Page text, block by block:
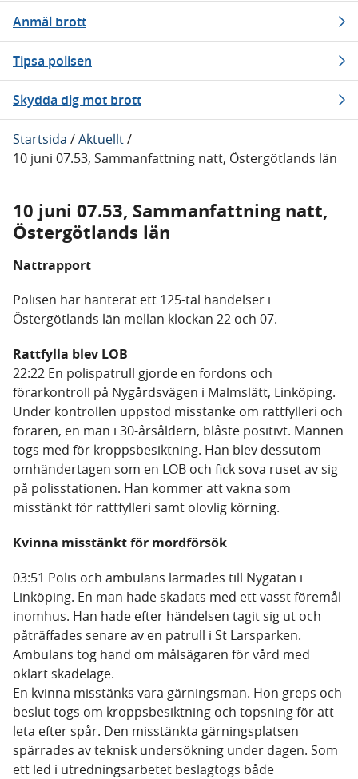
Anmäl brott
Tipsa polisen
Skydda dig mot brott
Startsida /Aktuellt/
10 juni 07.53, Sammanfattning natt, Östergötlands län
10 juni 07.53, Sammanfattning natt,
Östergötlands län
Nattrapport
Polisen har hanterat ett 125-tal händelser i
Östergötlands län mellan klockan 22 och 07.
Rattfylla blev LOB
22:22 En polispatrull gjorde en fordons och
förarkontroll på Nygårdsvägen i Malmslätt, Linköping.
Under kontrollen uppstod misstanke om rattfylleri och
föraren, en man i 30-årsåldern, blåste positivt. Mannen
togs med för kroppsbesiktning. Han blev dessutom
omhändertagen som en LOB och fick sova ruset av sig
på polisstationen. Han kommer att vakna som
misstänkt för rattfylleri samt olovlig körning.
Kvinna misstänkt för mordförsök
03:51 Polis och ambulans larmades till Nygatan i
Linköping. En man hade skadats med ett vasst föremål
inomhus. Han hade efter händelsen tagit sig ut och
påträffades senare av en patrull i St Larsparken.
Ambulans tog hand om målsägaren för vård med
oklart skadeläge.
En kvinna misstänks vara gärningsman. Hon greps och
beslut togs om kroppsbesiktning och topsning för att
leta efter spår. Den misstänkta gärningsplatsen
spärrades av teknisk undersökning under dagen. Som
ett led i utredningsarbetet beslagtogs både